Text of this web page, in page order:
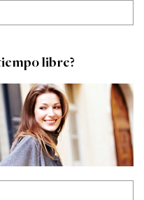
libre?